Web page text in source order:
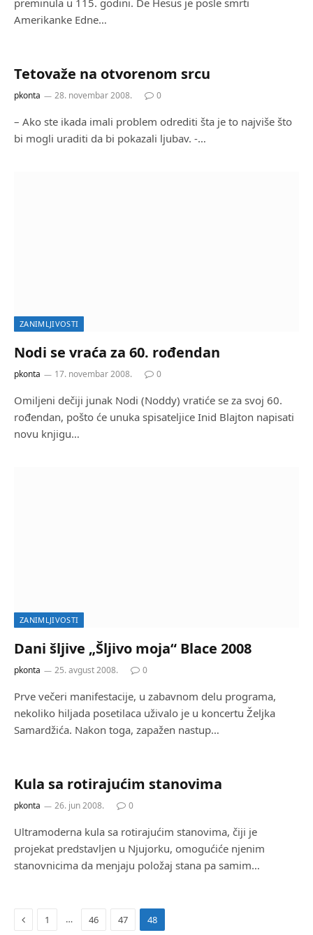
Amerikanke Edne…
Tetovaže na otvorenom srcu
pkonta 28. novembar 2008. 0
– Ako ste ikada imali problem odrediti šta je to najviše što
bi mogli uraditi da bi pokazali ljubav. -…
ZANIMLJIVOSTI
Nodi se vraća za 60. rođendan
pkonta 17. novembar 2008. 0
Omiljeni dečiji junak Nodi (Noddy) vratiće se za svoj 60.
rođendan, pošto će unuka spisateljice Inid Blajton napisati
novu knjigu…
ZANIMLJIVOSTI
Dani šljive „Šljivo moja“ Blace 2008
pkonta 25. avgust 2008. 0
Prve večeri manifestacije, u zabavnom delu programa,
nekoliko hiljada posetilaca uživalo je u koncertu Željka
Samardžića. Nakon toga, zapažen nastup…
Kula sa rotirajućim stanovima
pkonta 26. jun 2008. 0
Ultramoderna kula sa rotirajućim stanovima, čiji je
projekat predstavljen u Njujorku, omogućiće njenim
stanovnicima da menjaju položaj stana pa samim…
Previous
1 … 46 47 48